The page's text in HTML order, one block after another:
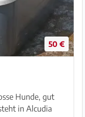
50 €
Hunde, gut